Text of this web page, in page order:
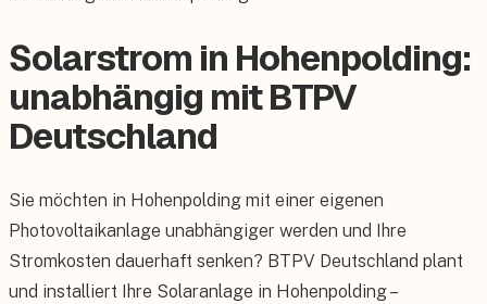
Solarstrom in Hohenpolding:
unabhängig mit BTPV
Deutschland
Sie möchten in Hohenpolding mit einer eigenen
Photovoltaikanlage unabhängiger werden und Ihre
Stromkosten dauerhaft senken? BTPV Deutschland plant
und installiert Ihre Solaranlage in Hohenpolding –